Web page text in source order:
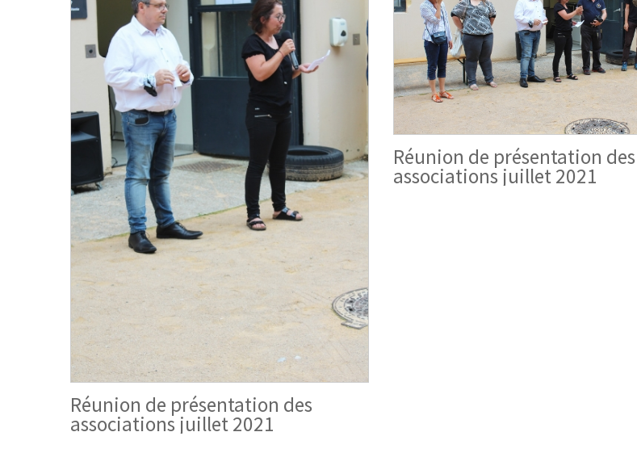
Réunion de présentation des
associations juillet 2021
Réunion de présentation des
associations juillet 2021